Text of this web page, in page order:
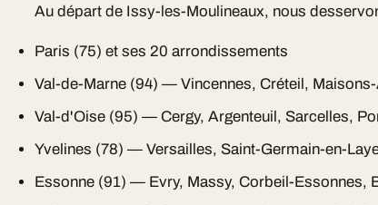
Au départ de Issy-les-Moulineaux, nous
Paris (75) et ses 20 arrondissements
Val-de-Marne (94) — Vincennes, Créteil,
Val-d'Oise (95) — Cergy, Argenteuil, Sarcelles,
Yvelines (78) — Versailles, Saint-Germain-en-
Essonne (91) — Evry, Massy, Corbeil-Essonnes,